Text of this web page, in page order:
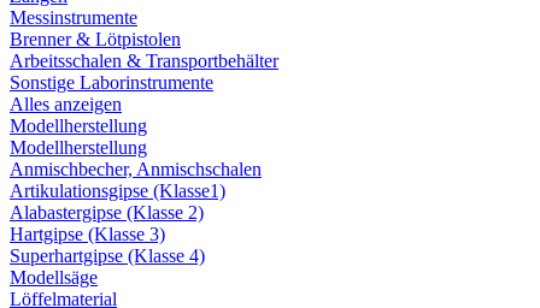
Messinstrumente
Brenner & Lötpistolen
Arbeitsschalen & Transportbehälter
Sonstige Laborinstrumente
Alles anzeigen
Modellherstellung
Modellherstellung
Anmischbecher, Anmischschalen
Artikulationsgipse (Klasse1)
Alabastergipse (Klasse 2)
Hartgipse (Klasse 3)
Superhartgipse (Klasse 4)
Modellsäge
Löffelmaterial